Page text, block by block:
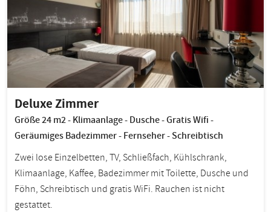
Deluxe Zimmer
Größe 24 m2 - Klimaanlage - Dusche - Gratis Wifi -
Geräumiges Badezimmer - Fernseher - Schreibtisch
Zwei lose Einzelbetten, TV, Schließfach, Kühlschrank,
Klimaanlage, Kaffee, Badezimmer mit Toilette, Dusche und
Föhn, Schreibtisch und gratis WiFi. Rauchen ist nicht
gestattet.